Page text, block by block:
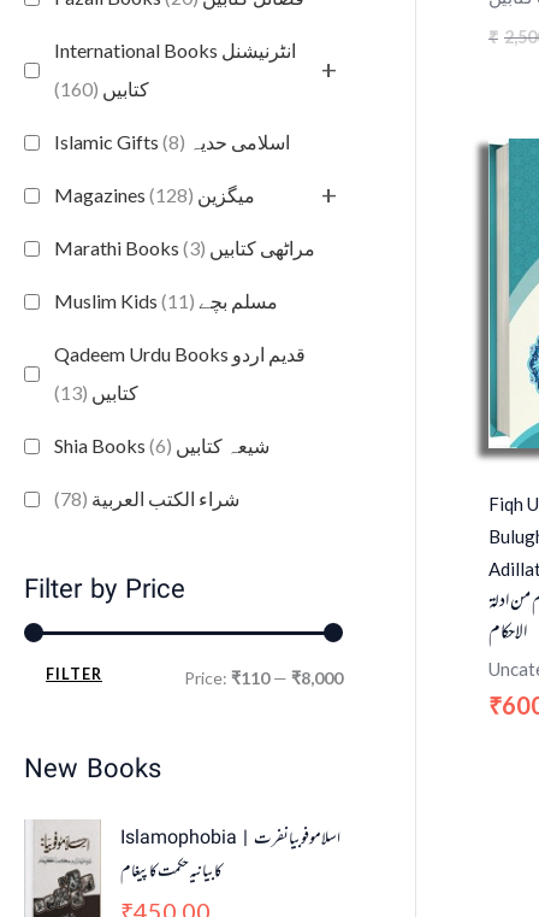
International Books انٹرنیشنل
کتابیں (160)
+
Islamic Gifts اسلامی حدیہ (8)
Magazines میگزین (128) +
Marathi Books مراٹھی کتابیں (3)
Muslim Kids مسلم بچے (11)
Qadeem Urdu Books قدیم اردو
کتابیں (13)
Shia Books شیعہ کتابیں (6)
شراء الكتب العربية (78)
Filter by Price
FILTER Price: ₹110— ₹8,000
New Books
Islamophobia | اسلاموفوبیا نفرت
کا بیانیہ حکمت کا پیغام
450.00
₹
Fiqh
من ادلۃ
الاحکام
₹